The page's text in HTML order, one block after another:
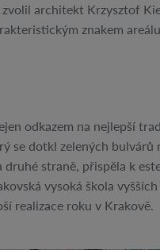
architekt Krzysztof
znakem
odkazem na nejlepší
se dotkl zelených bulvárů
straně, přispěla k
vysoká škola
realizace roku v Krakově.